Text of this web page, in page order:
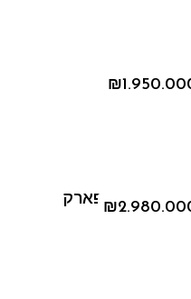
₪
₪
בשכונת הפארק